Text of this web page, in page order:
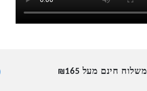
משלוח חינם מעל ₪165